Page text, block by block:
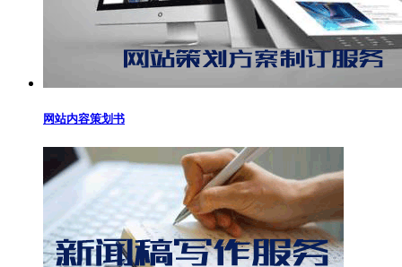
网站内容策划书